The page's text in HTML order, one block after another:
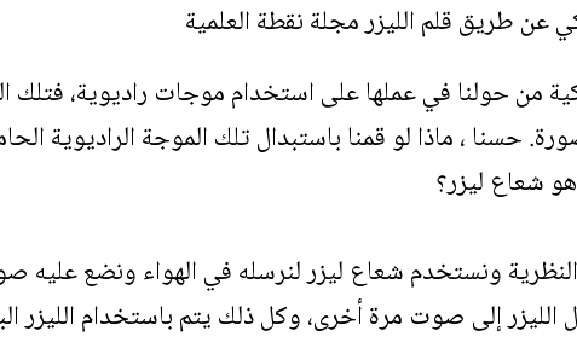
من حولنا في عملها على استخدام موجات راديوية، فتلك
حسنا ، ماذا لو قمنا باستبدال تلك الموجة الراديوية
شعاع ليزر؟
ونستخدم شعاع ليزر لنرسله في الهواء ونضع عليه
إلى صوت مرة أخرى، وكل ذلك يتم باستخدام الليزر